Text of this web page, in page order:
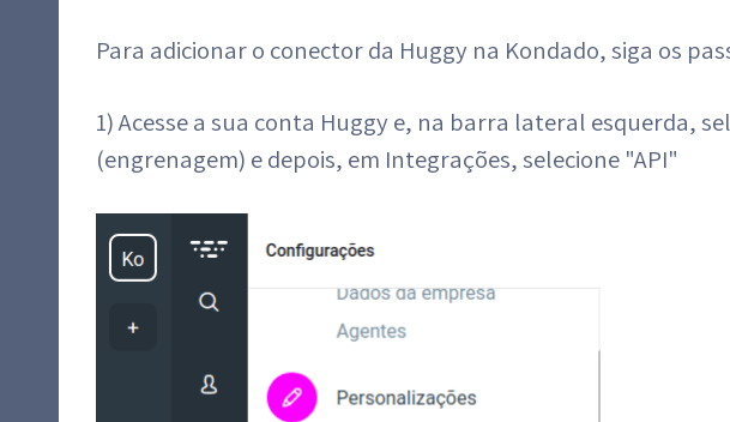
Para adicionar o conector da Huggy na Kondado, siga os
1) Acesse a sua conta Huggy e, na barra lateral esquerda,
(engrenagem) e depois, em Integrações, selecione "API"